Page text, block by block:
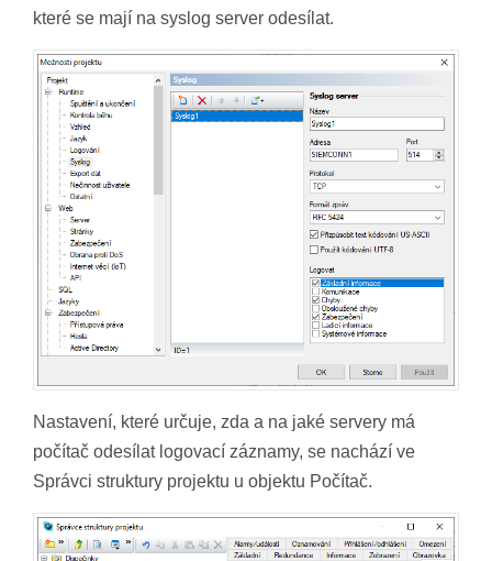
které se mají na syslog server odesílat.
Nastavení, které určuje, zda a na jaké servery má
počítač odesílat logovací záznamy, se nachází ve
Správci struktury projektu u objektu Počítač.